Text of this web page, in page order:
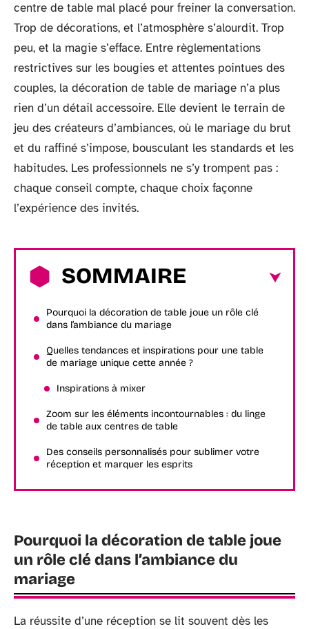
centre de table mal placé pour freiner la conversation.
Trop de décorations, et l’atmosphère s’alourdit. Trop
peu, et la magie s’efface. Entre règlementations
restrictives sur les bougies et attentes pointues des
couples, la décoration de table de mariage n’a plus
rien d’un détail accessoire. Elle devient le terrain de
jeu des créateurs d’ambiances, où le mariage du brut
et du raffiné s’impose, bousculant les standards et les
habitudes. Les professionnels ne s’y trompent pas :
chaque conseil compte, chaque choix façonne
l’expérience des invités.
SOMMAIRE
Pourquoi la décoration de table joue un rôle clé
dans l’ambiance du mariage
Quelles tendances et inspirations pour une table
de mariage unique cette année ?
Inspirations à mixer
Zoom sur les éléments incontournables : du linge
de table aux centres de table
Des conseils personnalisés pour sublimer votre
réception et marquer les esprits
Pourquoi la décoration de table joue
un rôle clé dans l’ambiance du
mariage
La réussite d’une réception se lit souvent dès les